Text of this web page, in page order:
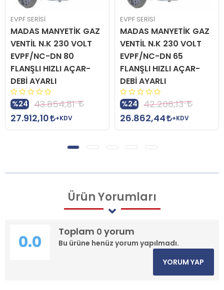
GAZ
230 VOLT
80
AÇAR-
+KDV
MADAS MANYETİK GAZ
VENTİL N.K 230 VOLT
EVPF/NC-DN 65
FLANŞLI HIZLI AÇAR-
%24
42.206,13
26.862,44
+KDV
MADAS
VENTİL
EVPF/NC-
HIZLI
3.567,74
ÜrünYorumları
Toplam 0 yorum
Bu ürüne henüz yorum yapılmadı.
0.0
YORUM YAP